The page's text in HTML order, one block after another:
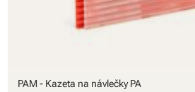
PAM - Kazeta na návlečky PA